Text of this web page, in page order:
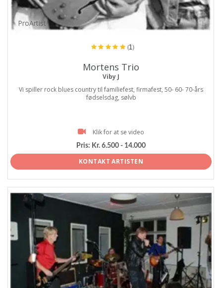
ProArtist
(1)
Mortens Trio
Viby J
Vi spiller rock blues country til familiefest, firmafest, 50- 60- 70-års
fødselsdag, sølvb
Klik for at se video
Pris: Kr. 6.500 - 14.000
KONTAKT ARTISTEN